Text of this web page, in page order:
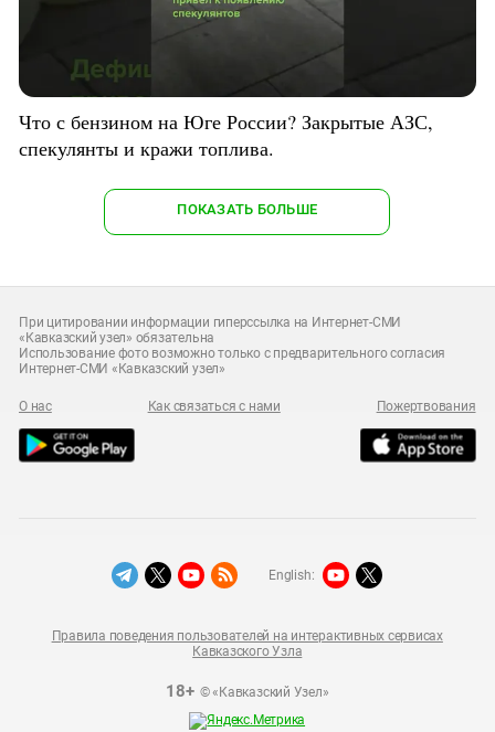
Что с бензином на Юге России? Закрытые АЗС,
спекулянты и кражи топлива.
ПОКАЗАТЬ БОЛЬШЕ
При цитировании информации гиперссылка на Интернет-СМИ
«Кавказский узел» обязательна
Использование фото возможно только с предварительного согласия
Интернет-СМИ «Кавказский узел»
О нас Как связаться с нами Пожертвования
18+© «Кавказский Узел»
Правила поведения пользователей на интерактивных сервисах
Кавказского Узла
English: